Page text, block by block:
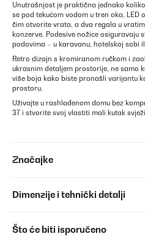
Unutrašnjost je praktična jednako
se pod tekućom vodom u tren oka,
čim otvorite vrata, a dva regala u
konzerve. Podesive nožice osiguravaju
podovima – u karavanu, hotelskoj sobi
Retro dizajn s kromiranom ručkom i
ukrasnim detaljem prostorije, ne samo
više boja kako biste pronašli varijantu
prostoru.
Uživajte u rashlađenom domu bez
37 i stvorite svoj vlastiti mali kutak
Značajke
Dimenzije i tehnički detalji
Što će biti isporučeno